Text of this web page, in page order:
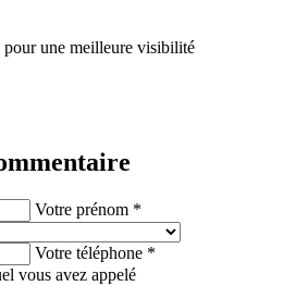
une meilleure visibilité
Votre prénom *
Votre téléphone *
vous avez appelé